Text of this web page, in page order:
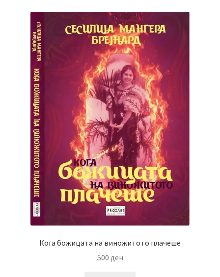
Кога божицата на виножитото плачеше
500 ден